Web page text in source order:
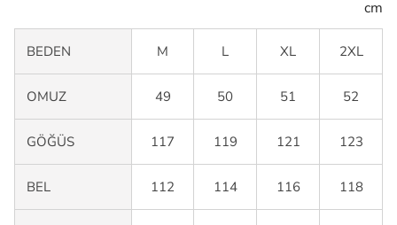
cm
BEDEN M L XL 2XL
OMUZ 49 50 51 52
GÖĞÜS 117 119 121 123
BEL 112 114 116 118